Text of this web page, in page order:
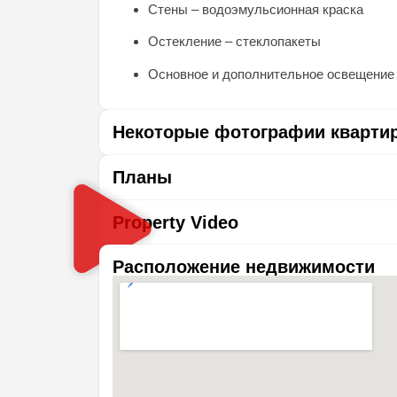
Стены – водоэмульсионная краска
Остекление – стеклопакеты
Основное и дополнительное освещение
Некоторые фотографии
Планы
Property Video
Расположение недвижимости